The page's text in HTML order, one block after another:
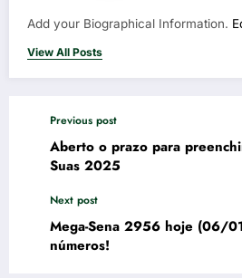
Add your Biographical Information.
View All Posts
Previous post
Aberto o prazo para
Suas 2025
Next post
Mega-Sena 2956 hoje (06/
números!